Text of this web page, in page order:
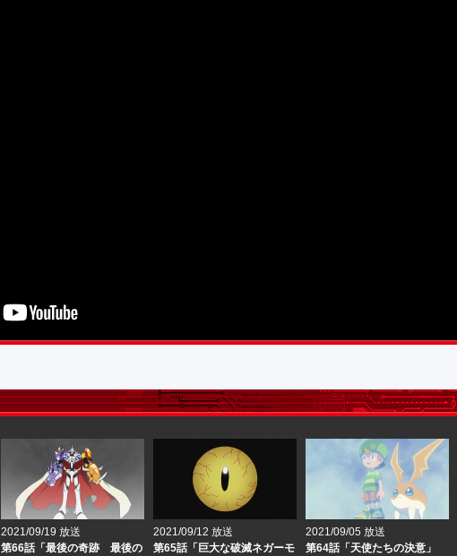
2021/09/19 放送
第66話「最後の奇跡 最後の
2021/09/12 放送
第65話「巨大な破滅ネガーモ
2021/09/05 放送
第64話「天使たちの決意」